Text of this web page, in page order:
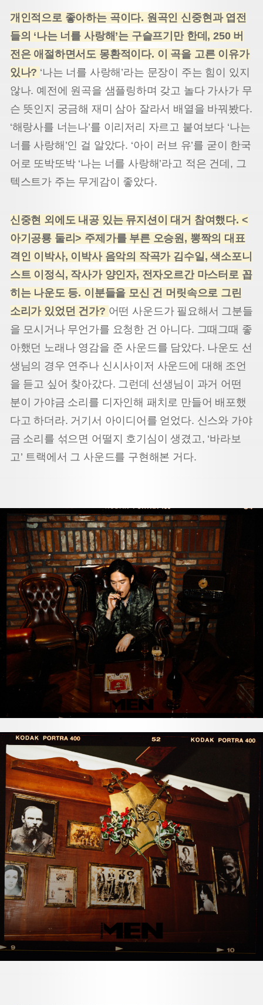
개인적으로 좋아하는 곡이다. 원곡인 신중현과 엽전
들의 ‘나는 너를 사랑해’는 구슬프기만 한데, 250 버
전은 애절하면서도 몽환적이다. 이 곡을 고른 이유가
있나? ‘나는 너를 사랑해’라는 문장이 주는 힘이 있지
않나. 예전에 원곡을 샘플링하며 갖고 놀다 가사가 무
슨 뜻인지 궁금해 재미 삼아 잘라서 배열을 바꿔봤다.
‘해랑사를 너는나’를 이리저리 자르고 붙여보다 ‘나는
너를 사랑해’인 걸 알았다. ‘아이 러브 유’를 굳이 한국
어로 또박또박 ‘나는 너를 사랑해’라고 적은 건데, 그
텍스트가 주는 무게감이 좋았다.
신중현 외에도 내공 있는 뮤지션이 대거 참여했다. <
아기공룡 둘리> 주제가를 부른 오승원, 뽕짝의 대표
격인 이박사, 이박사 음악의 작곡가 김수일, 색소포니
스트 이정식, 작사가 양인자, 전자오르간 마스터로 꼽
히는 나운도 등. 이분들을 모신 건 머릿속으로 그린
소리가 있었던 건가? 어떤 사운드가 필요해서 그분들
을 모시거나 무언가를 요청한 건 아니다. 그때그때 좋
아했던 노래나 영감을 준 사운드를 담았다. 나운도 선
생님의 경우 연주나 신시사이저 사운드에 대해 조언
을 듣고 싶어 찾아갔다. 그런데 선생님이 과거 어떤
분이 가야금 소리를 디자인해 패치로 만들어 배포했
다고 하더라. 거기서 아이디어를 얻었다. 신스와 가야
금 소리를 섞으면 어떨지 호기심이 생겼고, ‘바라보
고’ 트랙에서 그 사운드를 구현해본 거다.